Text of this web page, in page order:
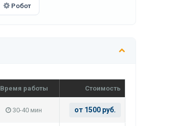
Робот
Время работы Стоимость
30-40 мин от 1500 руб.